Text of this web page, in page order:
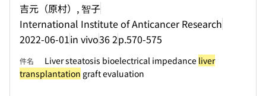
吉元（原村）, 智子
International Institute of Anticancer Research
2022-06-01in vivo36 2p.570-575
件名 Liver steatosis bioelectrical impedance liver
transplantation graft evaluation